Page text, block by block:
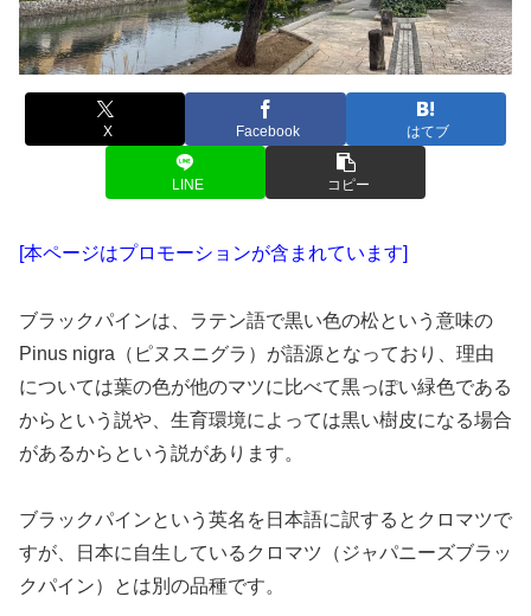
X Facebook はてブ
LINE コピー
[本ページはプロモーションが含まれています]
ブラックパインは、ラテン語で黒い色の松という意味の
Pinus nigra（ピヌスニグラ）が語源となっており、理由
については葉の色が他のマツに比べて黒っぽい緑色である
からという説や、生育環境によっては黒い樹皮になる場合
があるからという説があります。
ブラックパインという英名を日本語に訳するとクロマツで
すが、日本に自生しているクロマツ（ジャパニーズブラッ
クパイン）とは別の品種です。